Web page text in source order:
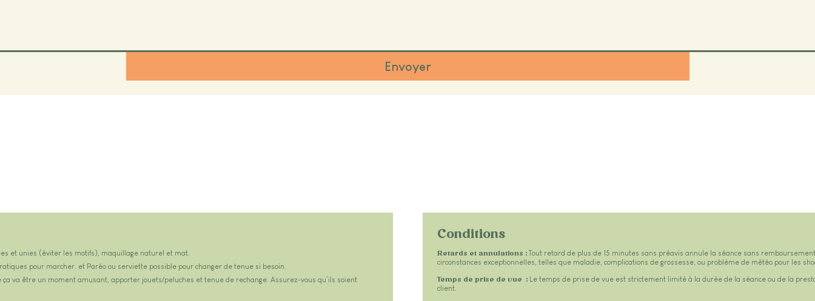
Envoyer
et unies (éviter les motifs), maquillage naturel et mat.
pour marcher. et Paréo ou serviette possible pour changer de tenue si besoin.
va être un moment amusant, apporter jouets/peluches et tenue de rechange. Assurez-vous qu’ils soient
Conditions
Retards et annulations : Tout retard de plus de 15 minutes sans préavis annule la séance sans
circonstances exceptionnelles, telles que maladie, complications de grossesse, ou problème de météo pour les
Temps de prise de vue : Le temps de prise de vue est strictement limité à la durée de la séance ou de la
client.